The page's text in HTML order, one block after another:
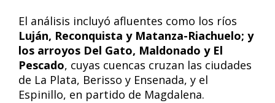
El análisis incluyó afluentes como los ríos
Luján, Reconquista y Matanza-Riachuelo; y
los arroyos Del Gato, Maldonado y El
Pescado, cuyas cuencas cruzan las ciudades
de La Plata, Berisso y Ensenada, y el
Espinillo, en partido de Magdalena.